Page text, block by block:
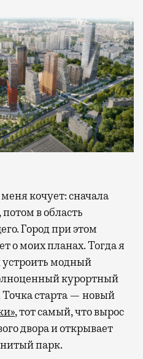
потом в область
Город при этом
о моих планах. Тогда я
модный
курортный
Точка старта — новый
, тот самый, что вырос
двора и открывает
парк.